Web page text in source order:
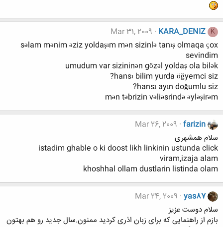
K
KARA_DENIZ
Mar 31, 2009
səlam mənim əziz yoldaşım mən sizinlə tanış olmaqa çox
sevindim
umudum var sizininən gözəl yoldaş ola bilək
hansı bilim yurda öğyernci siz?
hansı ayın doğumlu siz?
mən təbrizin vəliəsrində əyləşirəm
farizin
Mar 26, 2009
سلام همشهری
istadim ghable o ki doost likh linkinin ustunda click
viram,izaja alam
khoshhal ollam dustlarin listinda olam
yas87
Mar 24, 2009
سلام دوست عزیز
بازم از راهنمایی که برای زبان اذری کردید ممنون.سال جدید رو هم بهتون